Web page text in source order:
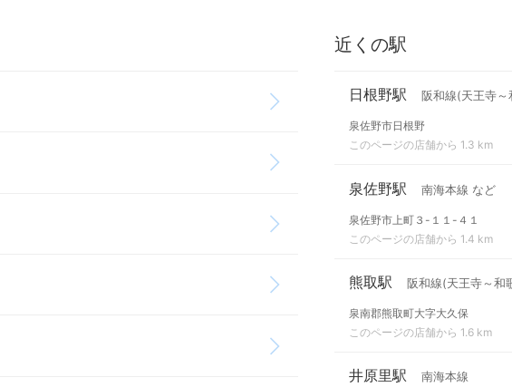
近くの駅
日根野駅 阪和線(天王寺
泉佐野市日根野
このページの店舗から 1.3 km
泉佐野駅 南海本線 など
泉佐野市上町３-１１-４１
このページの店舗から 1.4 km
熊取駅 阪和線(天王寺～和
泉南郡熊取町大字大久保
このページの店舗から 1.6 km
井原里駅 南海本線